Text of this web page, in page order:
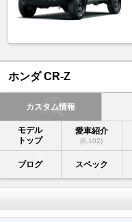
ホンダ CR-Z
カスタム情報
モデル
トップ
愛車紹介
(6,102)
ブログ スペック